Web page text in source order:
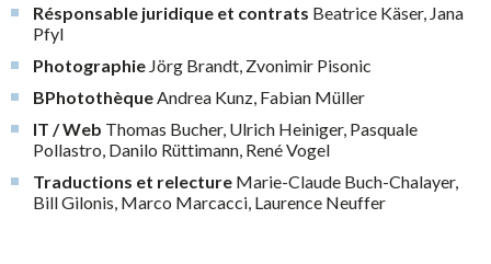
Résponsable juridique et contrats Beatrice Käser, Jana
Pfyl
Photographie Jörg Brandt, Zvonimir Pisonic
BPhotothèqueAndrea Kunz, Fabian Müller
IT / Web Thomas Bucher, Ulrich Heiniger, Pasquale
Pollastro, Danilo Rüttimann, René Vogel
Traductions et relecture Marie-Claude Buch-Chalayer,
Bill Gilonis, Marco Marcacci, Laurence Neuffer